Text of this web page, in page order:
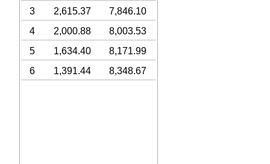
3
2,615.37
7,846.10
4
2,000.88
8,003.53
5
1,634.40
8,171.99
6
1,391.44 8,348.67